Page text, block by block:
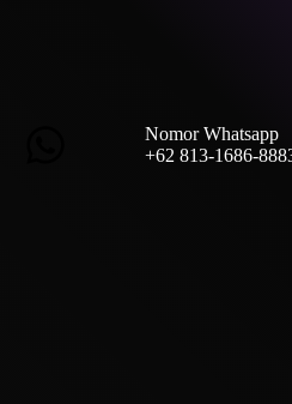
Nomor Whatsapp
+62 813-1686-